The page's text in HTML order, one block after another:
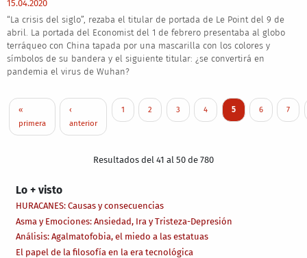
Lo + visto
HURACANES: Causas y consecuencias
Asma y Emociones: Ansiedad, Ira y Tristeza-Depresión
Análisis: Agalmatofobia, el miedo a las estatuas
El papel de la filosofía en la era tecnológica
15.04.2020
“La crisis del siglo”, rezaba el titular de portada de Le Point del 9 de
abril. La portada del Economist del 1 de febrero presentaba al globo
terráqueo con China tapada por una mascarilla con los colores y
símbolos de su bandera y el siguiente titular: ¿se convertirá en
pandemia el virus de Wuhan?
Pagination
First page
«
primera
Previous page
‹
anterior
Page
1 Page
2 Page
3 Page
4 Current page
5 Page
6 Page
7
Resultados del 41 al 50 de 780